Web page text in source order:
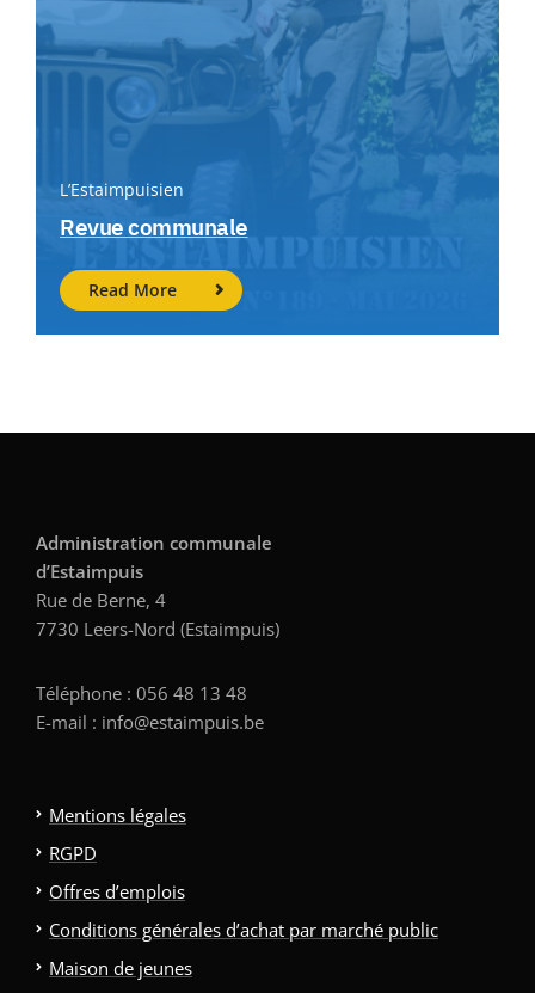
L’Estaimpuisien
Revue communale
Read More
Administration communale
d’Estaimpuis
Rue de Berne, 4
7730 Leers-Nord (Estaimpuis)
Téléphone : 056 48 13 48
E-mail : info@estaimpuis.be
Mentions légales
RGPD
Offres d’emplois
Conditions générales d’achat par marché public
Maison de jeunes